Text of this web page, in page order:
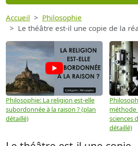
Accueil
Philosophie
Le théâtre est-il une copie de la
Philosophie: La religion est-elle
subordonnée à la raison ? (plan
détaillé)
méthode
sciences
détaillé)